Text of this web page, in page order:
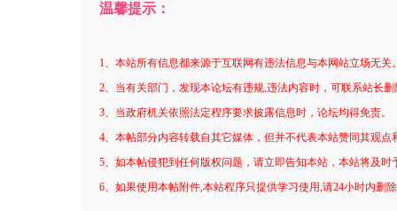
温馨提示：
1、本站所有信息都来源于互联网有违法信息与本网站立场无关
2、当有关部门，发现本论坛有违规,违法内容时，可联系站长
3、当政府机关依照法定程序要求披露信息时，论坛均得免责。
4、本帖部分内容转载自其它媒体，但并不代表本站赞同其观点
5、如本帖侵犯到任何版权问题，请立即告知本站，本站将及时
6、如果使用本帖附件,本站程序只提供学习使用,请24小时内删